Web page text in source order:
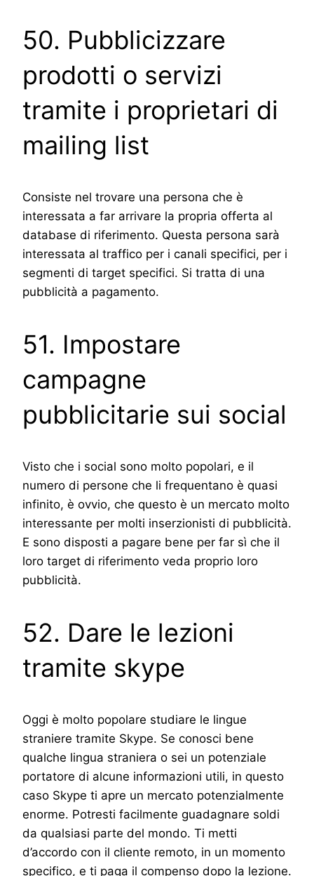
50. Pubblicizzare
prodotti o servizi
tramite i proprietari di
mailing list
Consiste nel trovare una persona che è
interessata a far arrivare la propria offerta al
database di riferimento. Questa persona sarà
interessata al traffico per i canali specifici, per i
segmenti di target specifici. Si tratta di una
pubblicità a pagamento.
51. Impostare
campagne
pubblicitarie sui social
Visto che i social sono molto popolari, e il
numero di persone che li frequentano è quasi
infinito, è ovvio, che questo è un mercato molto
interessante per molti inserzionisti di pubblicità.
E sono disposti a pagare bene per far sì che il
loro target di riferimento veda proprio loro
pubblicità.
52. Dare le lezioni
tramite skype
Oggi è molto popolare studiare le lingue
straniere tramite Skype. Se conosci bene
qualche lingua straniera o sei un potenziale
portatore di alcune informazioni utili, in questo
caso Skype ti apre un mercato potenzialmente
enorme. Potresti facilmente guadagnare soldi
da qualsiasi parte del mondo. Ti metti
d’accordo con il cliente remoto, in un momento
specifico, e ti paga il compenso dopo la lezione.